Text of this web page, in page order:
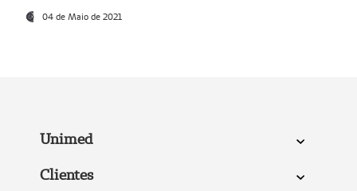
04 de Maio de 2021
Unimed
Clientes